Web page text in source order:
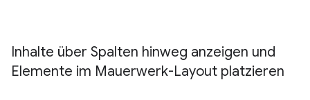
Inhalte über Spalten hinweg anzeigen und
Elemente im Mauerwerk-Layout platzieren